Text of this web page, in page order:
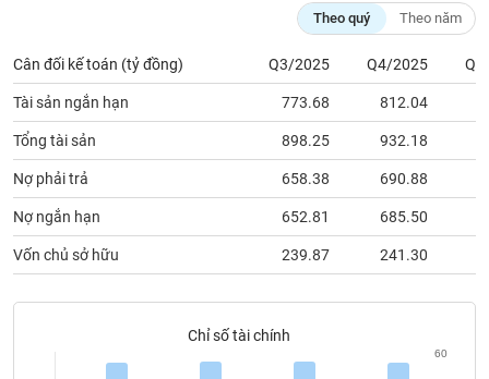
Theo quý Theo năm
Cân đối kế toán (tỷ đồng) Q3/2025 Q4/2025
Tài sản ngắn hạn 773.68 812.04
Tổng tài sản 898.25 932.18
Nợ phải trả 658.38 690.88
Nợ ngắn hạn 652.81 685.50
Vốn chủ sở hữu 239.87 241.30
Chỉ số tài chính
60
tạo
Sách
tài
chính